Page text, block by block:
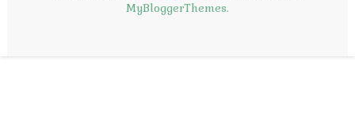
MyBloggerThemes.